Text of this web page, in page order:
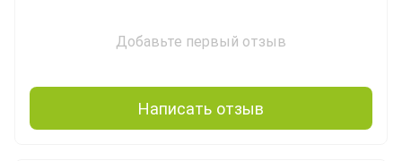
Добавьте первый отзыв
Написать отзыв